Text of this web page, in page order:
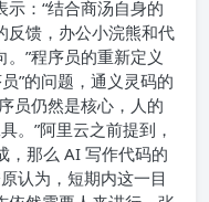
示：“结合商汤自身的
反馈，办公小浣熊和代
。”程序员的重新定义
”的问题，通义灵码的
员仍然是核心，人的
。”阿里云之前提到，
，那么 AI 写作代码的
认为，短期内这一目